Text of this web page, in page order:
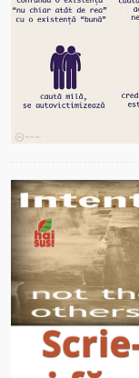
SOLUTIA E
CARE O CAUTA
Pentru fiecare
apărea ‪problema‬.
Mai mult